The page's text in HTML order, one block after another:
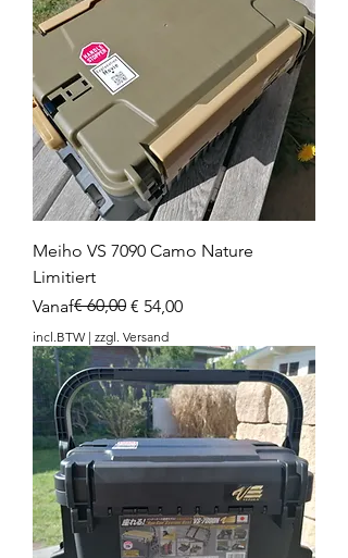
Meiho VS 7090 Camo Nature
Limitiert
Vanaf
Normale prijs
€ 60,00 € 54,00
Verkoopprijs
incl.BTW | zzgl. Versand